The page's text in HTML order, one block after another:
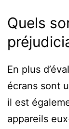
Quels
En plus
écrans sont
il est
appareils